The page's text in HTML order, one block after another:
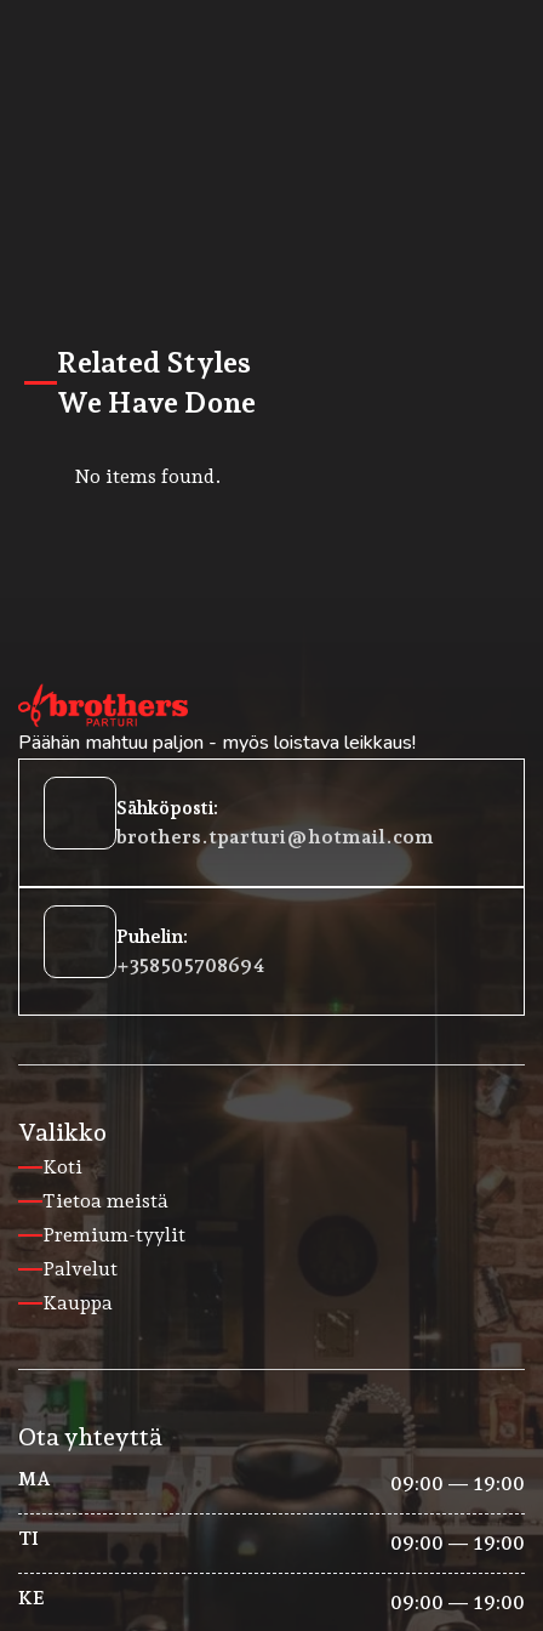
Related Styles
We Have Done
No items found.
Päähän mahtuu paljon - myös loistava leikkaus!
Sähköposti:
brothers.tparturi@hotmail.com
Puhelin:
+358 50 5708694
Valikko
Koti
Tietoa meistä
Premium-tyylit
Palvelut
Kauppa
Ota yhteyttä
MA 09:00 — 19:00
TI 09:00 — 19:00
KE 09:00 — 19:00